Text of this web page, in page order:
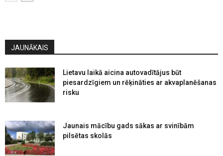
JAUNĀKAIS
Lietavu laikā aicina autovadītājus būt
piesardzīgiem un rēķināties ar akvaplanēšanas
risku
Jaunais mācību gads sākas ar svinībām
pilsētas skolās